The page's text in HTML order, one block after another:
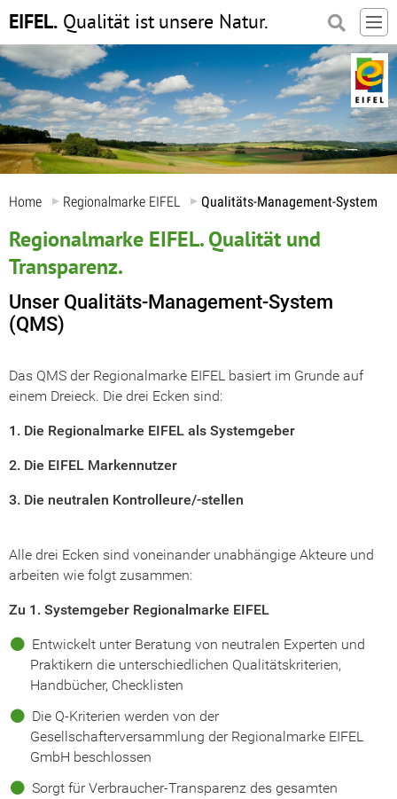
Home Regionalmarke EIFEL Qualitäts-Management-System
Regionalmarke EIFEL. Qualität und
Transparenz.
Unser Qualitäts-Management-System
(QMS)
Das QMS der Regionalmarke EIFEL basiert im Grunde auf
einem Dreieck. Die drei Ecken sind:
1. Die Regionalmarke EIFEL als Systemgeber
2. Die EIFEL Markennutzer
3. Die neutralen Kontrolleure/-stellen
Alle drei Ecken sind voneinander unabhängige Akteure und
arbeiten wie folgt zusammen:
Zu 1. Systemgeber Regionalmarke EIFEL
Entwickelt unter Beratung von neutralen Experten und
Praktikern die unterschiedlichen Qualitätskriterien,
Handbücher, Checklisten
Die Q-Kriterien werden von der
Gesellschafterversammlung der Regionalmarke EIFEL
GmbH beschlossen
Sorgt für Verbraucher-Transparenz des gesamten
EIFEL. Qualität ist unsere Natur.